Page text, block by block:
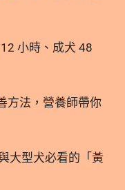
研究對45隻狗狗
，分為磷蝦、魚類
O3I）提升最多，
EPA的比率下降，
免疫及發炎反應有
小時、成犬 48
方法，營養師帶你
大型犬必看的「黃